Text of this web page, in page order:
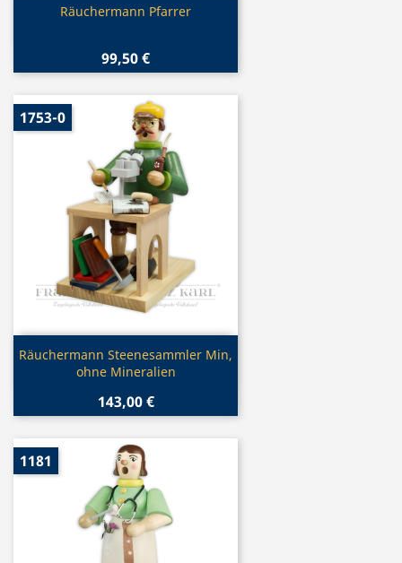
Vorschau
Räuchermann Pfarrer
99,50 €
Vorschau
Räuchermann Steenesammler Min,
ohne Mineralien
143,00 €
1753-0
1181